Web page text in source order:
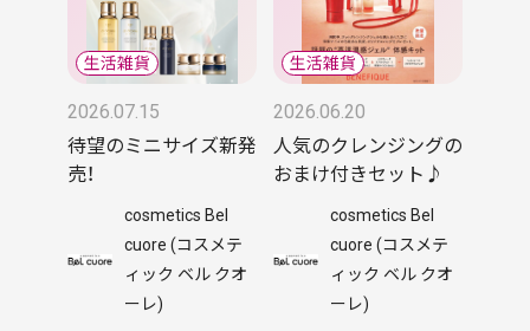
2026.07.15
待望のミニサイズ新発
売！
cosmetics Bel
cuore (コスメテ
ィック ベル クオ
ーレ)
2026.06.20
人気のクレンジングの
おまけ付きセット♪
cosmetics Bel
cuore (コスメテ
ィック ベル クオ
ーレ)